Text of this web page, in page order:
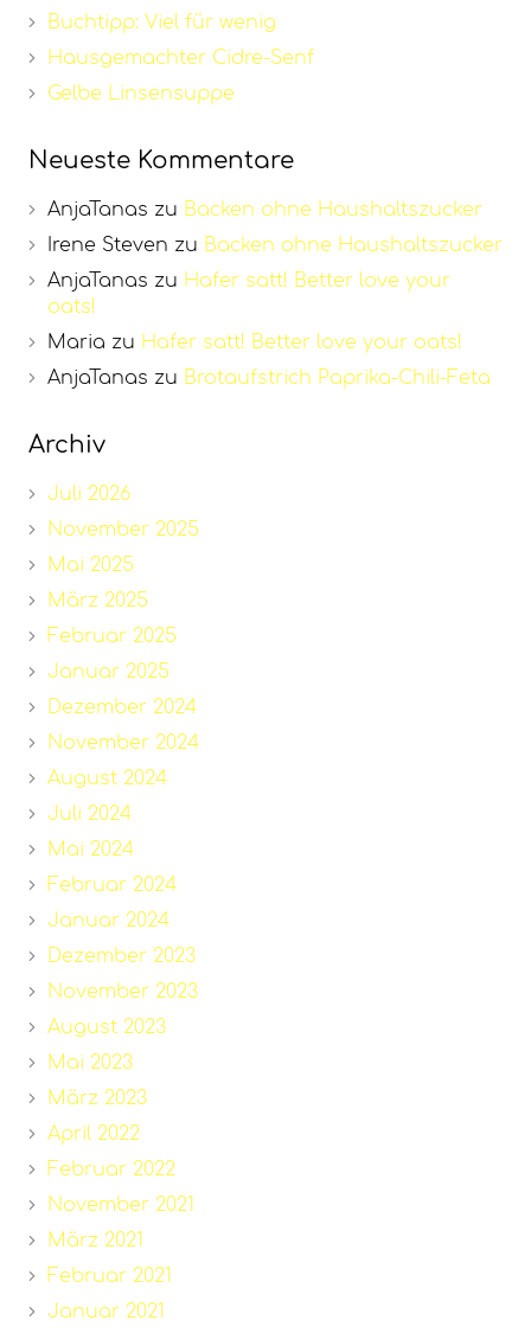
Buchtipp: Viel für wenig
Hausgemachter Cidre-Senf
Gelbe Linsensuppe
Neueste Kommentare
AnjaTanas zu Backen ohne Haushaltszucker
Irene Steven zu Backen ohne Haushaltszucker
AnjaTanas zu Hafer satt! Better love your
oats!
Maria zu Hafer satt! Better love your oats!
AnjaTanas zu Brotaufstrich Paprika-Chili-Feta
Archiv
Juli 2026
November 2025
Mai 2025
März 2025
Februar 2025
Januar 2025
Dezember 2024
November 2024
August 2024
Juli 2024
Mai 2024
Februar 2024
Januar 2024
Dezember 2023
November 2023
August 2023
Mai 2023
März 2023
April 2022
Februar 2022
November 2021
März 2021
Februar 2021
Januar 2021